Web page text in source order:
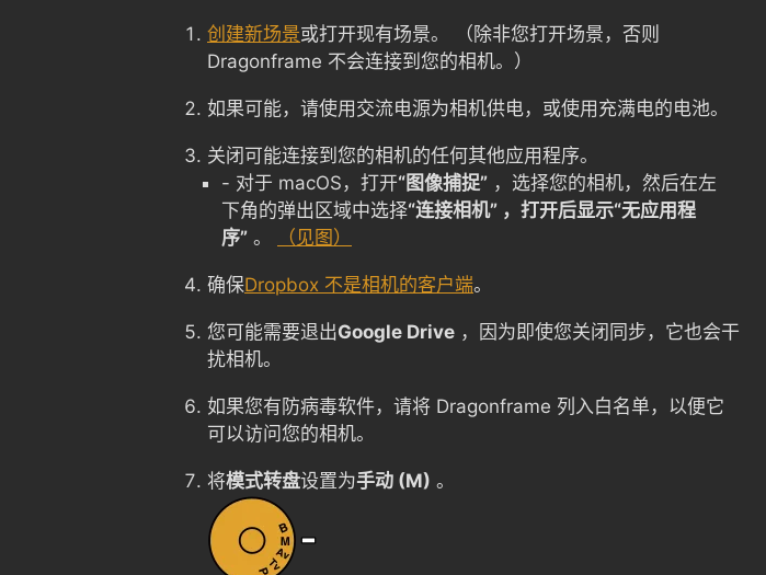
创建新场景或打开现有场景。 （除非您打开场景，否则
Dragonframe 不会连接到您的相机。）
如果可能，请使用交流电源为相机供电，或使用充满电的电池。
关闭可能连接到您的相机的任何其他应用程序。
- 对于 macOS，打开“图像捕捉” ，选择您的相机，然后在左
下角的弹出区域中选择“连接相机” ，打开后显示“无应用程
序” 。 （见图）
确保Dropbox 不是相机的客户端。
您可能需要退出Google Drive ，因为即使您关闭同步，它也会干
扰相机。
如果您有防病毒软件，请将 Dragonframe 列入白名单，以便它
可以访问您的相机。
将模式转盘设置为手动 (M) 。